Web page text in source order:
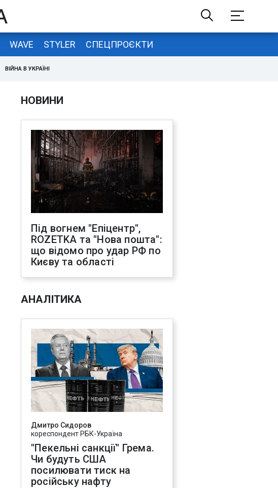
WAVE STYLER СПЕЦПРОЄКТИ
ВІЙНА В УКРАЇНІ
НОВИНИ
Під вогнем "Епіцентр",
ROZETKA та "Нова пошта":
що відомо про удар РФ по
Києву та області
АНАЛІТИКА
Дмитро Сидоров
кореспондент РБК-Україна
"Пекельні санкції" Грема.
Чи будуть США
посилювати тиск на
російську нафту